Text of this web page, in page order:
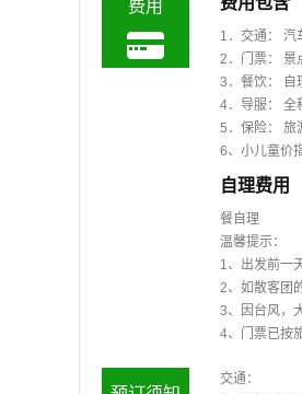
费用
1．交通： 汽
2．门票： 景
3．餐饮： 自
4．导服： 全
5．保险： 旅
6、小儿童价
自理费用
餐自理
温馨提示：
1、出发前一
2、如散客团
3、因台风，
4、门票已按
交通：